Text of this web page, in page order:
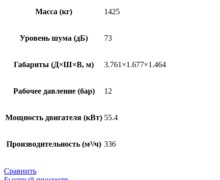
Масса (кг) 1425
Уровень шума (дБ) 73
Габариты (Д×Ш×В, м) 3.761×1.677×1.464
Рабочее давление (бар) 12
Мощность двигателя (кВт) 55.4
Производительность (м³/ч) 336
Сравнить